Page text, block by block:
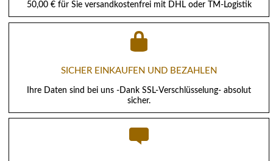
50,00 € für Sie versandkostenfrei mit DHL oder TM-Logistik
SICHER EINKAUFEN UND BEZAHLEN
Ihre Daten sind bei uns -Dank SSL-Verschlüsselung- absolut
sicher.